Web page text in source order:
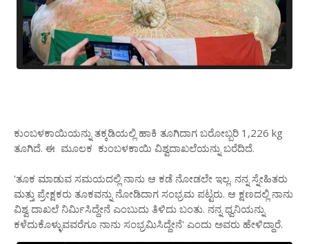
ಕುಂಬಳಕಾಯಿಯನ್ನು ತಕ್ಕಡಿಯಲ್ಲಿ ಹಾಕಿ ತೂಗಿದಾಗ ಬರೋಬ್ಬರಿ 1,226 kg
ತೂಗಿದೆ. ಈ ಮೂಲಕ ಕುಂಬಳಕಾಯಿ ವಿಶ್ವದಾಖಲೆಯನ್ನು ಬರೆದಿದೆ.
'ತೂಕ ಮಾಡುವ ಸಮಯದಲ್ಲಿ ನಾನು ಆ ಕಡೆ ನೋಡಲೇ ಇಲ್ಲ. ನನ್ನ ಸ್ನೇಹಿತರು
ಮತ್ತು ಪ್ರೇಕ್ಷಕರು ತೂಕವನ್ನು ನೋಡಿದಾಗ ಸಂಭ್ರಮ ಪಟ್ಟರು. ಆ ಕ್ಷಣದಲ್ಲಿ ನಾನು
ವಿಶ್ವ ದಾಖಲೆ ನಿರ್ಮಿಸಿದ್ದೇನೆ ಎಂಬುದು ತಿಳಿದು ಬಂತು. ನನ್ನ ಧ್ವನಿಯನ್ನು
ಕಳೆದುಕೊಳ್ಳುವವರೆಗೂ ನಾನು ಸಂಭ್ರಮಿಸಿದ್ದೇನೆ' ಎಂದು ಅವರು ಹೇಳಿದ್ದಾರೆ.